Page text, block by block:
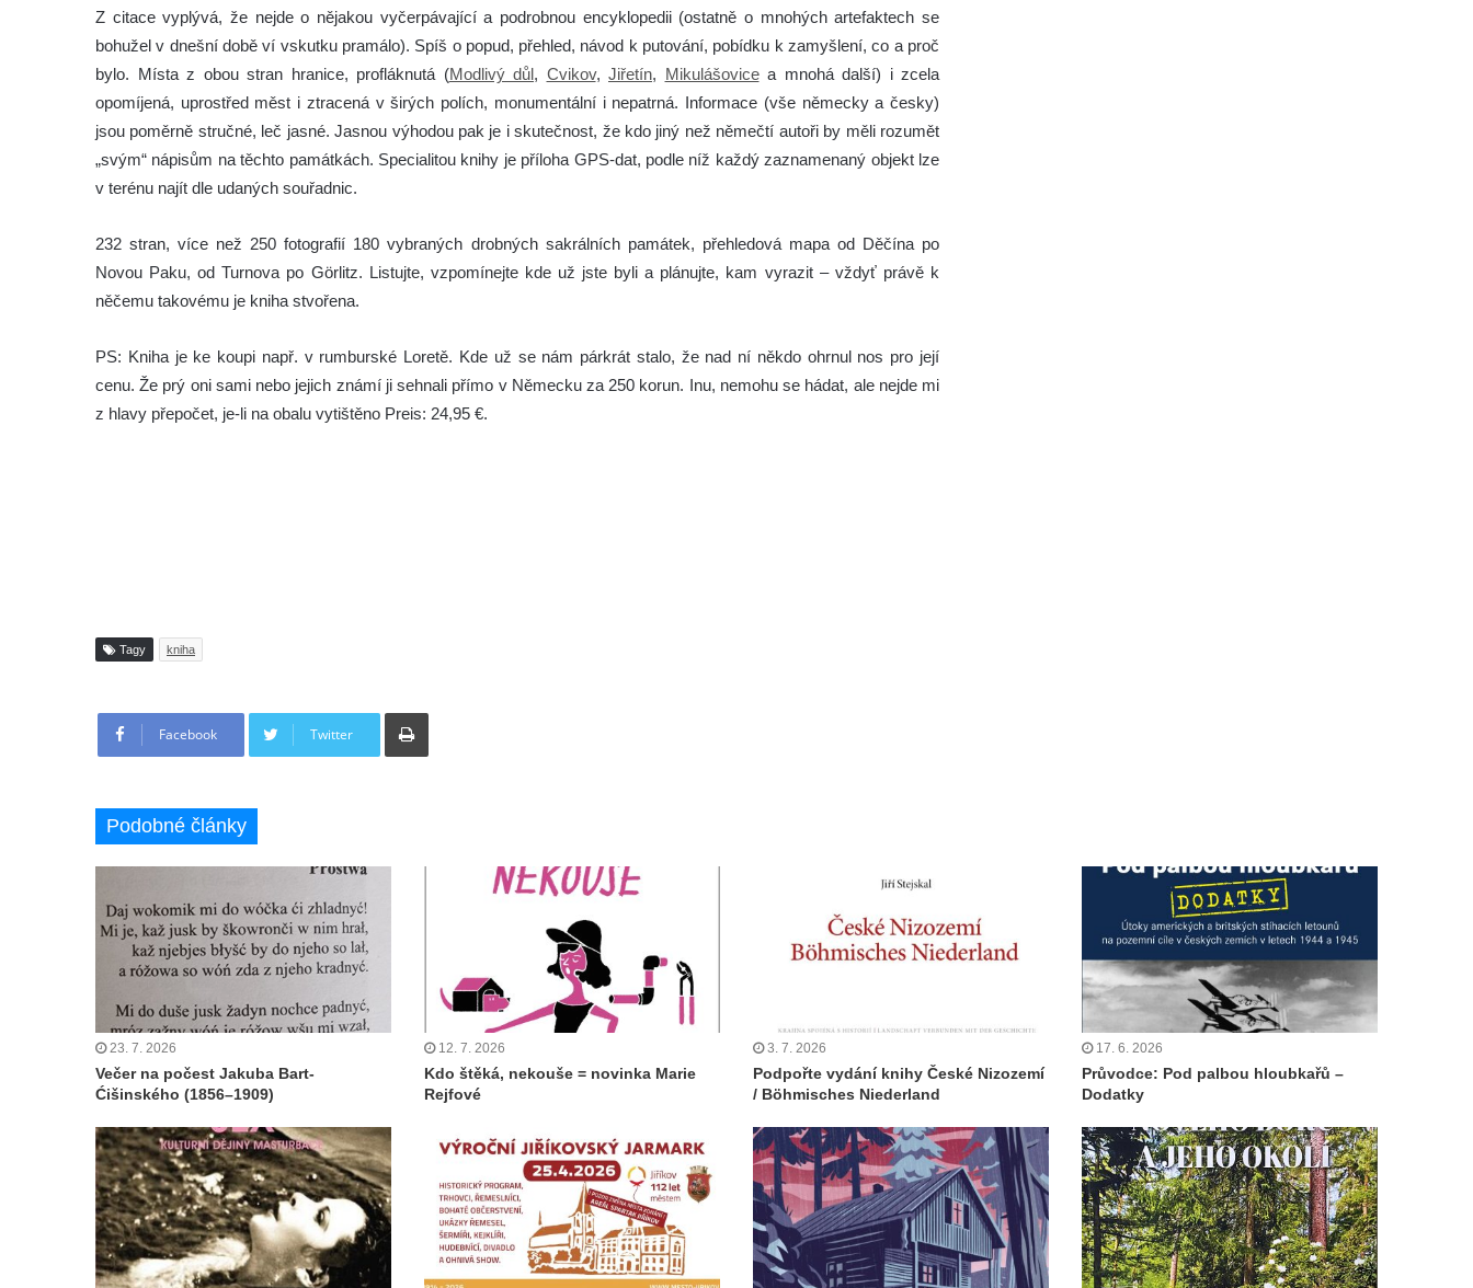
Z citace vyplývá, že nejde o nějakou vyčerpávající a podrobnou encyklopedii (ostatně o mnohých artefaktech se
bohužel v dnešní době ví vskutku pramálo). Spíš o popud, přehled, návod k putování, pobídku k zamyšlení, co a proč
bylo. Místa z obou stran hranice, profláknutá (Modlivý důl, Cvikov, Jiřetín, Mikulášovicea mnohá další) i zcela
opomíjená, uprostřed měst i ztracená v širých polích, monumentální i nepatrná. Informace (vše německy a česky)
jsou poměrně stručné, leč jasné. Jasnou výhodou pak je i skutečnost, že kdo jiný než němečtí autoři by měli rozumět
„svým“ nápisům na těchto památkách. Specialitou knihy je příloha GPS-dat, podle níž každý zaznamenaný objekt lze
v terénu najít dle udaných souřadnic.
232 stran, více než 250 fotografií 180 vybraných drobných sakrálních památek, přehledová mapa od Děčína po
Novou Paku, od Turnova po Görlitz. Listujte, vzpomínejte kde už jste byli a plánujte, kam vyrazit – vždyť právě k
něčemu takovému je kniha stvořena.
PS: Kniha je ke koupi např. v rumburské Loretě. Kde už se nám párkrát stalo, že nad ní někdo ohrnul nos pro její
cenu. Že prý oni sami nebo jejich známí ji sehnali přímo v Německu za 250 korun. Inu, nemohu se hádat, ale nejde mi
z hlavy přepočet, je-li na obalu vytištěno Preis: 24,95 €.
Tagy kniha
Facebook Twitter
Tisknout
Podobné články
23. 7. 2026
Večer na počest Jakuba Bart-
Ćišinského (1856–1909)
12. 7. 2026
Kdo štěká, nekouše = novinka Marie
Rejfové
3. 7. 2026
Podpořte vydání knihy České Nizozemí
/ Böhmisches Niederland
17. 6. 2026
Průvodce: Pod palbou hloubkařů –
Dodatky